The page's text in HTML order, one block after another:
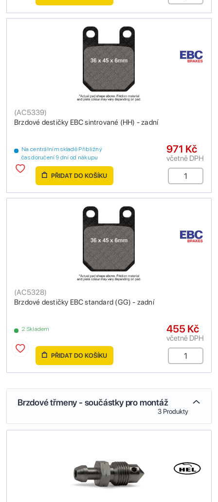
Brzdové destičky EBC sintrované (HH) - zadní
(AC5339)
Na centrálním skladě Přibližný
čas doručení 9 dní od nákupu
971 Kč
včetně DPH
PŘIDAT DO KOŠÍKU
Brzdové destičky EBC standard (GG) - zadní
(AC5328)
2 Skladem 455 Kč
včetně DPH
PŘIDAT DO KOŠÍKU
Brzdové třmeny - součástky pro montáž
3 Produkty